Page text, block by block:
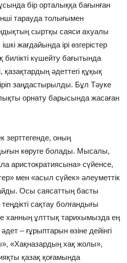
бір орталыққа бағынған
тарауда толығымен
сыртқы саяси ахуалы
жағдайында ірі өзгерістер
күшейту бағытында
әдеттегі құқық
заңдастырылды. Бұл Тәуке
орнату барысында жасаған
зерттегенде, оның
көруге болады. Мысалы,
аристократиясына» сүйенсе,
мен «асыл сүйек» әлеуметтік
Осы саясаттың басты
сақтау болғандығы
ханның ұлттық тарихымызда ең
– ғұрыптарын өзіне дейінгі
«Хақназардың хақ жолы»,
қазақ қоғамында